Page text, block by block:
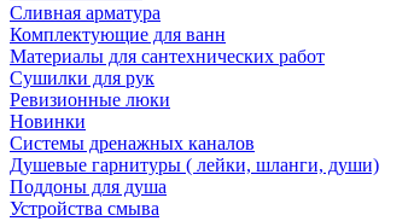
Сливная арматура
Комплектующие для ванн
Материалы для сантехнических работ
Сушилки для рук
Ревизионные люки
Новинки
Системы дренажных каналов
Душевые гарнитуры ( лейки, шланги, души)
Поддоны для душа
Устройства смыва